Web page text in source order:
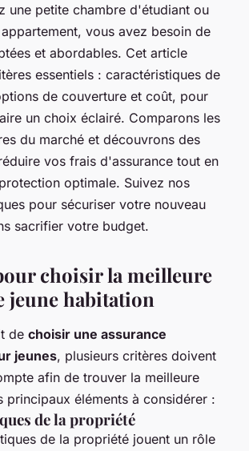
une petite chambre d'étudiant ou
vous avez besoin de
et abordables. Cet article
essentiels : caractéristiques de
de couverture et coût, pour
un choix éclairé. Comparons les
du marché et découvrons des
vos frais d'assurance tout en
optimale. Suivez nos
pour sécuriser votre nouveau
sacrifier votre budget.
choisir la meilleure
jeune habitation
de choisir une assurance
jeunes, plusieurs critères doivent
afin de trouver la meilleure
principaux éléments à considérer :
de la propriété
de la propriété jouent un rôle